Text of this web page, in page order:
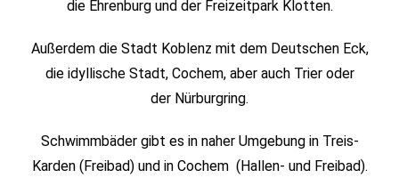
die Ehrenburgund der Freizeitpark Klotten.
Außerdem die Stadt Koblenz mit dem Deutschen Eck,
die idyllische Stadt, Cochem, aber auch Trieroder
der Nürburgring.
Schwimmbäder gibt es in naher Umgebung in Treis-
Karden (Freibad) und in Cochem (Hallen- und Freibad).